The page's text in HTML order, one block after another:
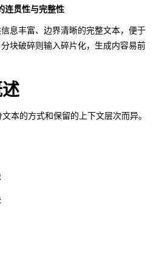
贯性与完整性
息丰富、边界清晰的完整文本，便于
块破碎则输入碎片化，生成内容易前
本的方式和保留的上下文层次而异。